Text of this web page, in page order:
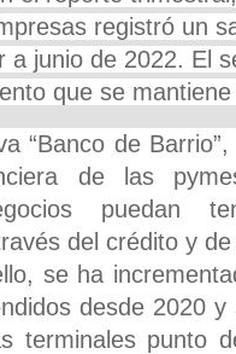
registró un
a junio de 2022. El
que se
“Banco de
de las
puedan
del crédito y
se ha
desde 2020
terminales punto